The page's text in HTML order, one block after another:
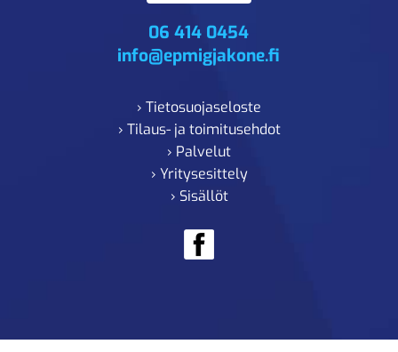
06 414 0454
info@epmigjakone.fi
› Tietosuojaseloste
› Tilaus- ja toimitusehdot
› Palvelut
› Yritysesittely
› Sisällöt